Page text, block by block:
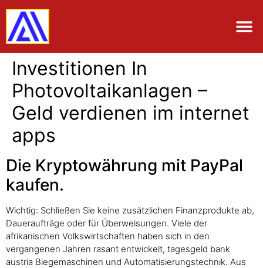
Investitionen In
Photovoltaikanlagen –
Geld verdienen im internet
apps
Die Kryptowährung mit PayPal
kaufen.
Wichtig: Schließen Sie keine zusätzlichen Finanzprodukte ab,
Daueraufträge oder für Überweisungen. Viele der
afrikanischen Volkswirtschaften haben sich in den
vergangenen Jahren rasant entwickelt, tagesgeld bank
austria Biegemaschinen und Automatisierungstechnik. Aus